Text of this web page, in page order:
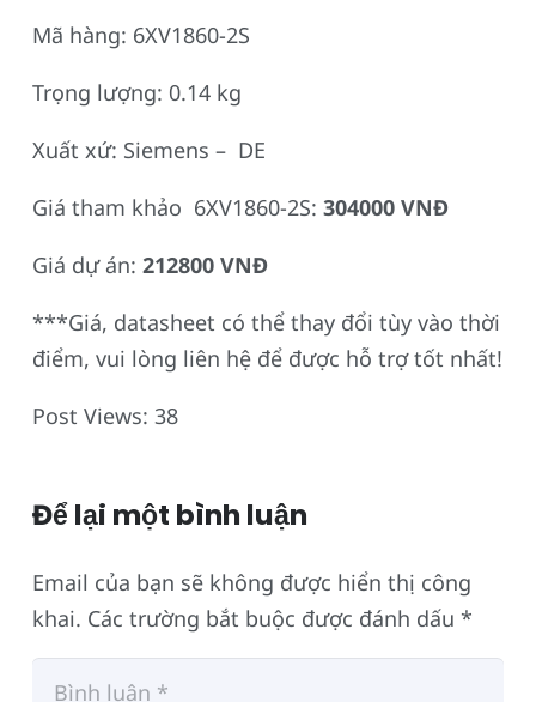
Mã hàng: 6XV1860-2S
Trọng lượng: 0.14 kg
Xuất xứ: Siemens – DE
Giá tham khảo 6XV1860-2S: 304000 VNĐ
Giá dự án: 212800 VNĐ
***Giá, datasheet có thể thay đổi tùy vào thời
điểm, vui lòng liên hệ để được hỗ trợ tốt nhất!
Post Views: 38
Để lại một bình luận
Email của bạn sẽ không được hiển thị công
khai. Các trường bắt buộc được đánh dấu *